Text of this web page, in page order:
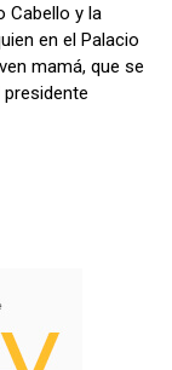
Cabello y la
en el Palacio
mamá, que se